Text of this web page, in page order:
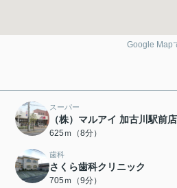
Google Map
スーパー
（株）マルアイ 加古川駅前店
625ｍ（8分）
歯科
さくら歯科クリニック
705ｍ（9分）